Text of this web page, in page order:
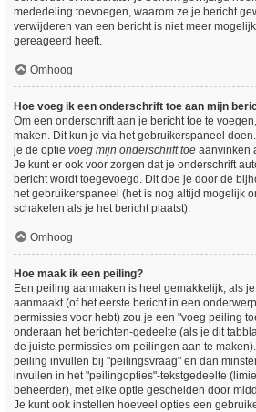
mededeling toevoegen, waarom ze je bericht
verwijderen van een bericht is niet meer
gereageerd heeft.
Omhoog
Hoe voeg ik een onderschrift toe aan mijn
Om een onderschrift aan je bericht toe te
maken. Dit kun je via het gebruikerspaneel
je de optie voeg mijn onderschrift toe aanvinken
Je kunt er ook voor zorgen dat je onderschrift
bericht wordt toegevoegd. Dit doe je door de
het gebruikerspaneel (het is nog altijd mogelijk
schakelen als je het bericht plaatst).
Omhoog
Hoe maak ik een peiling?
Een peiling aanmaken is heel gemakkelijk, als
aanmaakt (of het eerste bericht in een
permissies voor hebt) zou je een "voeg peiling
onderaan het berichten-gedeelte (als je dit
de juiste permissies om peilingen aan te
peiling invullen bij "peilingsvraag" en dan
invullen in het "peilingopties"-tekstgedeelte
beheerder), met elke optie gescheiden door
Je kunt ook instellen hoeveel opties een